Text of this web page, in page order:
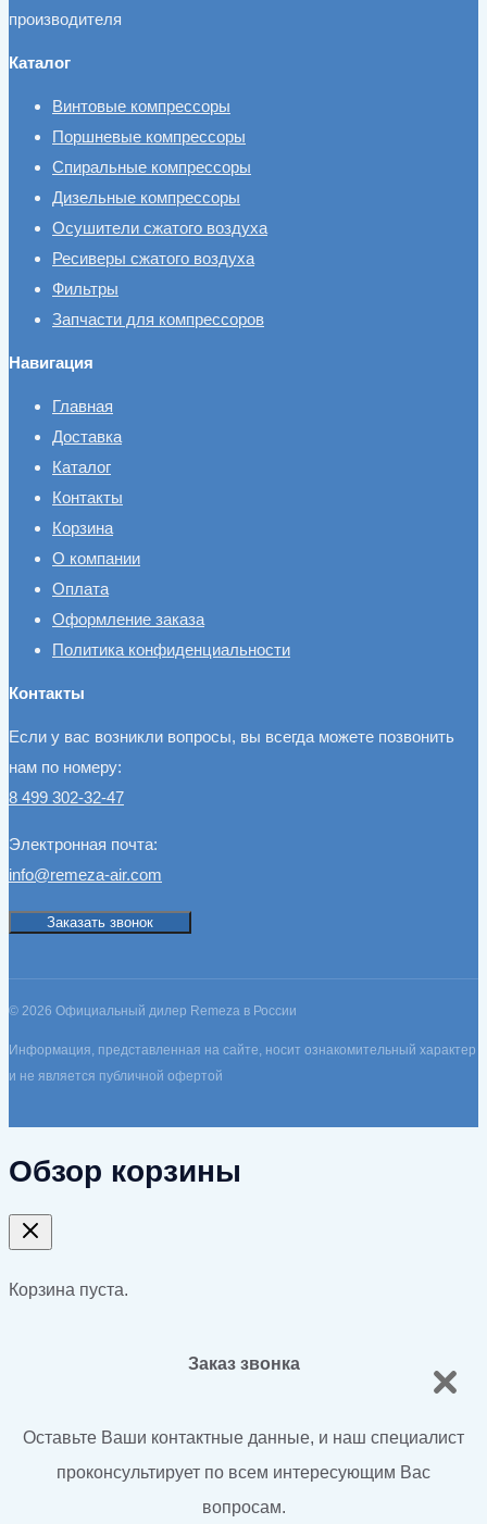
производителя
Каталог
Винтовые компрессоры
Поршневые компрессоры
Спиральные компрессоры
Дизельные компрессоры
Осушители сжатого воздуха
Ресиверы сжатого воздуха
Фильтры
Запчасти для компрессоров
Навигация
Главная
Доставка
Каталог
Контакты
Корзина
О компании
Оплата
Оформление заказа
Политика конфиденциальности
Контакты
Если у вас возникли вопросы, вы всегда можете позвонить
нам по номеру:
8 499 302-32-47
Электронная почта:
info@remeza-air.com
Заказать звонок
© 2026 Официальный дилер Remeza в России
Информация, представленная на сайте, носит ознакомительный характер
и не является публичной офертой
Обзор корзины
Корзина пуста.
Заказ звонка
Оставьте Ваши контактные данные, и наш специалист
проконсультирует по всем интересующим Вас
вопросам.